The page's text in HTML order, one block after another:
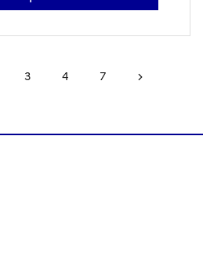
3 4 7